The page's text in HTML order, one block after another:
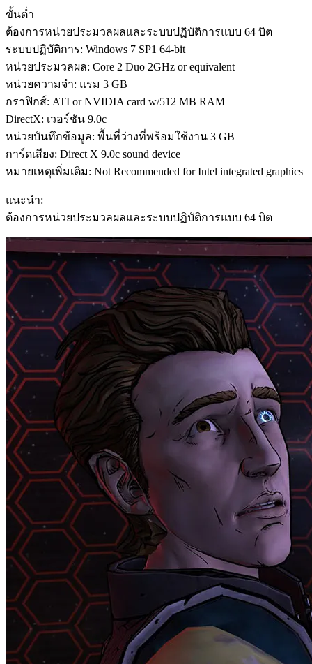
ขั้นต่ำ
ต้องการหน่วยประมวลผลและระบบปฏิบัติการแบบ 64 บิต
ระบบปฏิบัติการ: Windows 7 SP1 64-bit
หน่วยประมวลผล: Core 2 Duo 2GHz or equivalent
หน่วยความจำ: แรม 3 GB
กราฟิกส์: ATI or NVIDIA card w/512 MB RAM
DirectX: เวอร์ชัน 9.0c
หน่วยบันทึกข้อมูล: พื้นที่ว่างที่พร้อมใช้งาน 3 GB
การ์ดเสียง: Direct X 9.0c sound device
หมายเหตุเพิ่มเติม: Not Recommended for Intel integrated graphics
แนะนำ:
ต้องการหน่วยประมวลผลและระบบปฏิบัติการแบบ 64 บิต